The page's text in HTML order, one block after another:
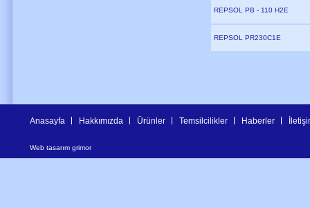
REPSOL PB - 110 H2E
REPSOL PR230C1E
Anasayfa Hakkımızda Ürünler Temsilcilikler Haberler
Web tasarım grimor